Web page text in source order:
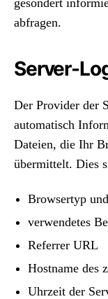
abfragen.
Server-
Der Provider der
automatisch
Dateien, die Ihr
übermittelt. Dies
Browsertyp
verwendetes
Referrer URL
Hostname des
Uhrzeit der